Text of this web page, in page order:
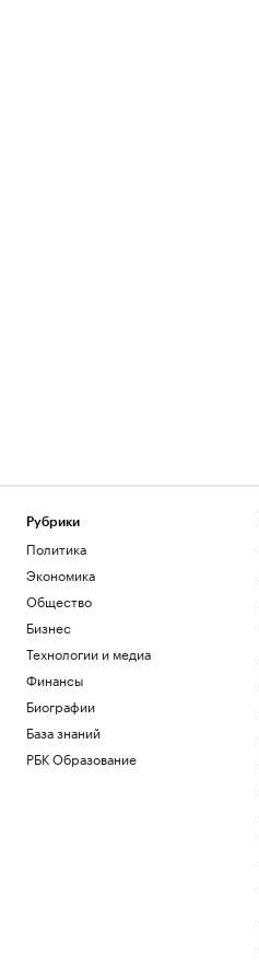
Рубрики
Политика
Экономика
Общество
Бизнес
Технологии и медиа
Финансы
Биографии
База знаний
РБК Образование